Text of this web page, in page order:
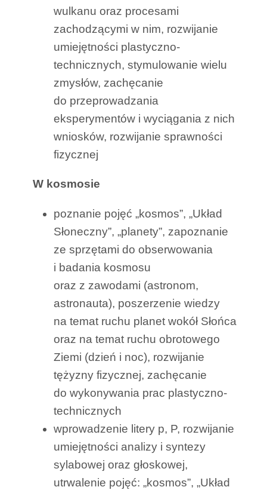
wulkanu oraz procesami
zachodzącymi w nim, rozwijanie
umiejętności plastyczno-
technicznych, stymulowanie wielu
zmysłów, zachęcanie
do przeprowadzania
eksperymentów i wyciągania z nich
wniosków, rozwijanie sprawności
fizycznej
W kosmosie
poznanie pojęć „kosmos”, „Układ
Słoneczny”, „planety”, zapoznanie
ze sprzętami do obserwowania
i badania kosmosu
oraz z zawodami (astronom,
astronauta), poszerzenie wiedzy
na temat ruchu planet wokół Słońca
oraz na temat ruchu obrotowego
Ziemi (dzień i noc), rozwijanie
tężyzny fizycznej, zachęcanie
do wykonywania prac plastyczno-
technicznych
wprowadzenie litery p, P, rozwijanie
umiejętności analizy i syntezy
sylabowej oraz głoskowej,
utrwalenie pojęć: „kosmos”, „Układ